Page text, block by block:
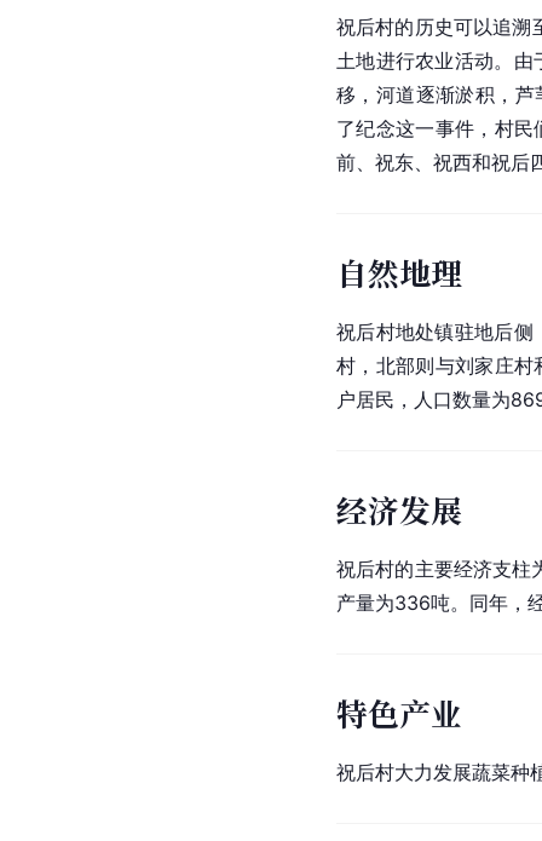
祝后村的历史可以追溯
土地进行农业活动。
移，河道逐渐淤积，芦
了纪念这一事件，村
前、祝东、祝西和祝后
自然地理
祝后村地处镇驻地后侧
村，北部则与刘家庄
户居民，人口数量为
经济发展
祝后村的主要经济支柱
产量为336吨。同年，
特色产业
祝后村大力发展蔬菜种